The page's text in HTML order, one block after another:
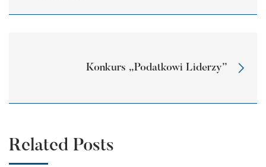
Konkurs „Podatkowi Liderzy”
Related Posts